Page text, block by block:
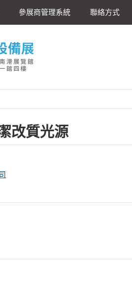
參展商管理系統 聯絡方式
改質光源